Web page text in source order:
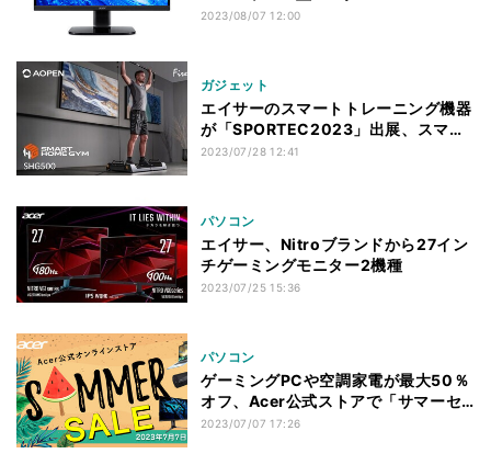
「KC242YHbmix」
2023/08/07 12:00
ガジェット
エイサーのスマートトレーニング機器
が「SPORTEC2023」出展、スマホ
で負荷を調整
2023/07/28 12:41
パソコン
エイサー、Nitroブランドから27イン
チゲーミングモニター2機種
2023/07/25 15:36
パソコン
ゲーミングPCや空調家電が最大50％
オフ、Acer公式ストアで「サマーセ
ール」
2023/07/07 17:26